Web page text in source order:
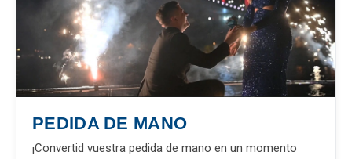
PEDIDA DE MANO
¡Convertid vuestra pedida de mano en un momento